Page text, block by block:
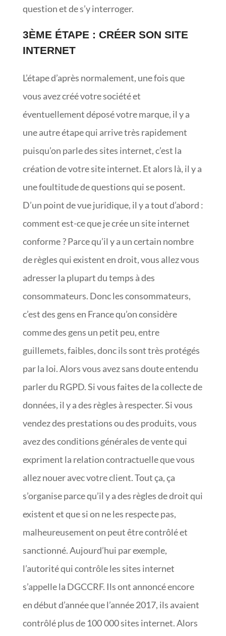
question et de s’y interroger.
3ÈME ÉTAPE : CRÉER SON SITE
INTERNET
L’étape d’après normalement, une fois que
vous avez créé votre société et
éventuellement déposé votre marque, il y a
une autre étape qui arrive très rapidement
puisqu’on parle des sites internet, c’est la
création de votre site internet. Et alors là, il y a
une foultitude de questions qui se posent.
D’un point de vue juridique, il y a tout d’abord :
comment est-ce que je crée un site internet
conforme ? Parce qu’il y a un certain nombre
de règles qui existent en droit, vous allez vous
adresser la plupart du temps à des
consommateurs. Donc les consommateurs,
c’est des gens en France qu’on considère
comme des gens un petit peu, entre
guillemets, faibles, donc ils sont très protégés
par la loi. Alors vous avez sans doute entendu
parler du RGPD. Si vous faites de la collecte de
données, il y a des règles à respecter. Si vous
vendez des prestations ou des produits, vous
avez des conditions générales de vente qui
expriment la relation contractuelle que vous
allez nouer avec votre client. Tout ça, ça
s’organise parce qu’il y a des règles de droit qui
existent et que si on ne les respecte pas,
malheureusement on peut être contrôlé et
sanctionné. Aujourd’hui par exemple,
l’autorité qui contrôle les sites internet
s’appelle la DGCCRF. Ils ont annoncé encore
en début d’année que l’année 2017, ils avaient
contrôlé plus de 100 000 sites internet. Alors